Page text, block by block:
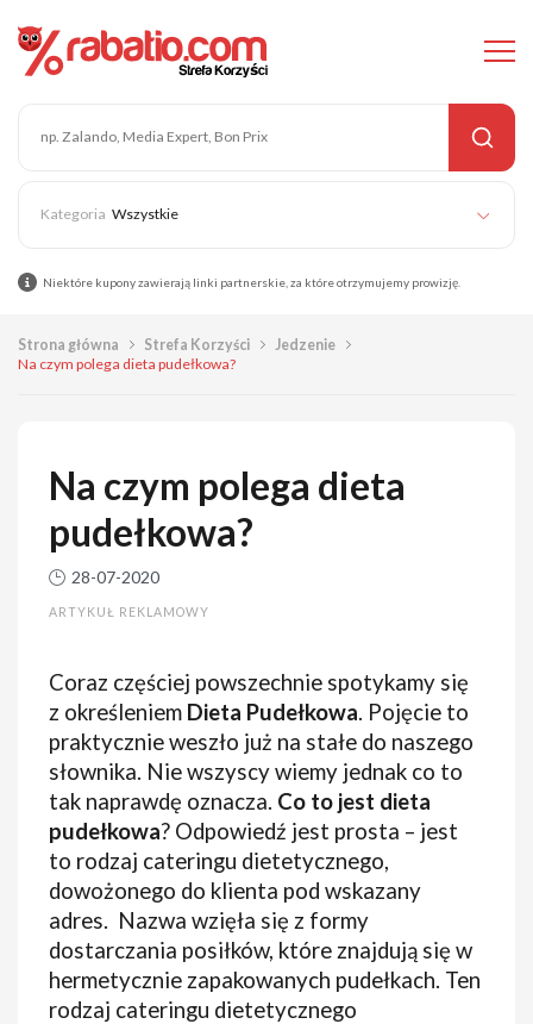
Wszystkie
Niektóre kupony zawierają linki partnerskie, za które otrzymujemy prowizję.
Strona główna Strefa Korzyści
Jedzenie
Na czym polega dieta pudełkowa?
Na czym polega dieta
pudełkowa?
28-07-2020
ARTYKUŁ REKLAMOWY
Coraz częściej powszechnie spotykamy się
z określeniem Dieta Pudełkowa. Pojęcie to
praktycznie weszło już na stałe do naszego
słownika. Nie wszyscy wiemy jednak co to
tak naprawdę oznacza. Co to jest dieta
pudełkowa? Odpowiedź jest prosta – jest
to rodzaj cateringu dietetycznego,
dowożonego do klienta pod wskazany
adres. Nazwa wzięła się z formy
dostarczania posiłków, które znajdują się w
hermetycznie zapakowanych pudełkach. Ten
rodzaj cateringu dietetycznego